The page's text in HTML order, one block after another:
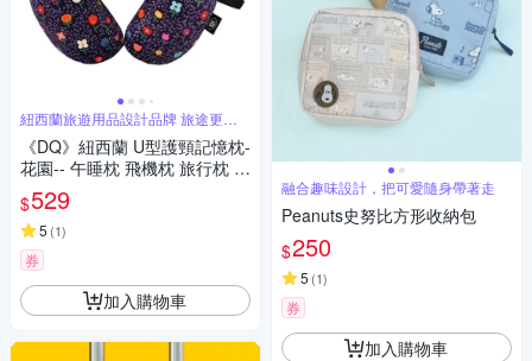
紐西蘭旅遊用品設計品牌 旅途更舒
適
《DQ》紐西蘭 U型護頸記憶枕-
花園-- 午睡枕 飛機枕 旅行枕 護
頸枕 U行枕
$529
5 (1)
券
加入購物車
融合趣味設計，把可愛隨身帶著走
Peanuts史努比方形收納包
$250
5 (1)
券
加入購物車